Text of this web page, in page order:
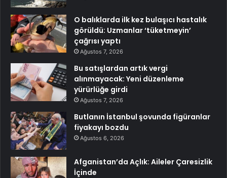
O balıklarda ilk kez bulaşıcı hastalık
görüldü: Uzmanlar ‘tüketmeyin’
çağrısı yaptı
Ağustos 7, 2026
Bu satışlardan artık vergi
alınmayacak: Yeni düzenleme
yürürlüğe girdi
Ağustos 7, 2026
Butlanın İstanbul şovunda figüranlar
fiyakayı bozdu
Ağustos 6, 2026
Afganistan’da Açlık: Aileler Çaresizlik
İçinde